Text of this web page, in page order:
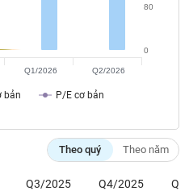
bản
P/E cơ bản
0
80
Q1/2026 Q2/2026
Theo quý Theo năm
Q3/2025 Q4/2025